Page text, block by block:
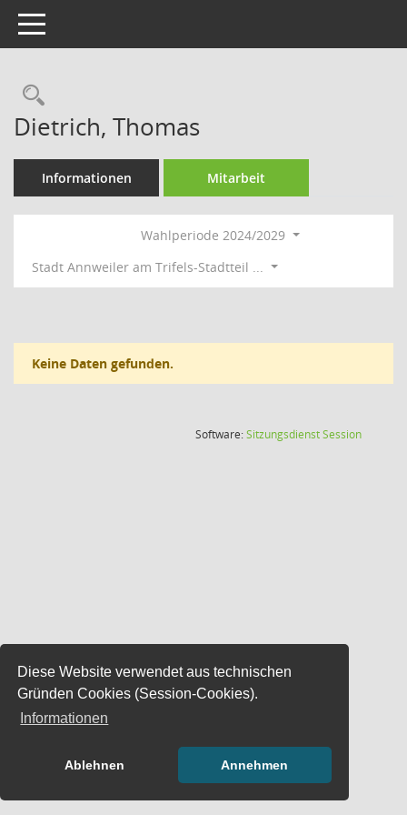
Diese Website verwendet aus technischen
Gründen Cookies (Session-Cookies).
Informationen
Ablehnen Annehmen
Toggle navigation
Rechercheauswahl
Dietrich, Thomas
Informationen Mitarbeit
Wahlperiode 2024/2029
Stadt Annweiler am Trifels-Stadtteil ...
Keine Daten gefunden.
Software:SitzungsdienstSession(Wird in